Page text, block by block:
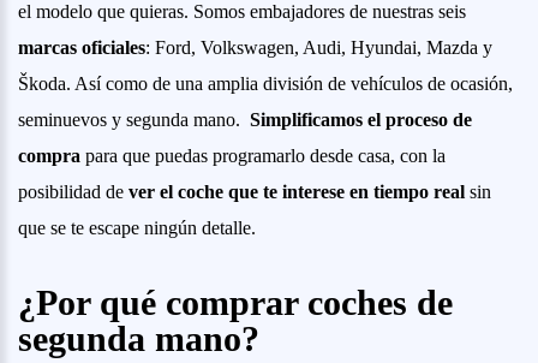
el modelo que quieras. Somos embajadores de nuestras seis
marcas oficiales: Ford, Volkswagen, Audi, Hyundai, Mazda y
Škoda. Así como de una amplia división de vehículos de ocasión,
seminuevos y segunda mano. Simplificamos el proceso de
compra para que puedas programarlo desde casa, con la
posibilidad de ver el coche que te interese en tiempo real sin
que se te escape ningún detalle.
¿Por qué comprar coches de
segunda mano?